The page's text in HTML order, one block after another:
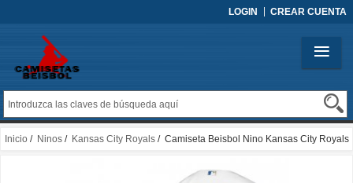
LOGIN CREAR CUENTA
Inicio / Ninos / Kansas City Royals / Camiseta Beisbol Nino Kansas City Royals